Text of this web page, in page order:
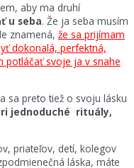
aby ma druhí
u seba. Že ja seba musím
znamená, že sa prijímam
dokonalá, perfektná,
potláčať svoje ja v snahe
sa preto tiež o svoju lásku
jednoduché rituály,
priateľov, detí, kolegov
láska, máte